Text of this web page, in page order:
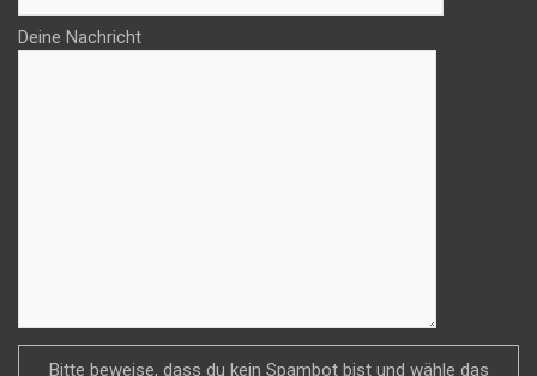
Deine Nachricht
Bitte beweise, dass du kein Spambot bist und wähle das